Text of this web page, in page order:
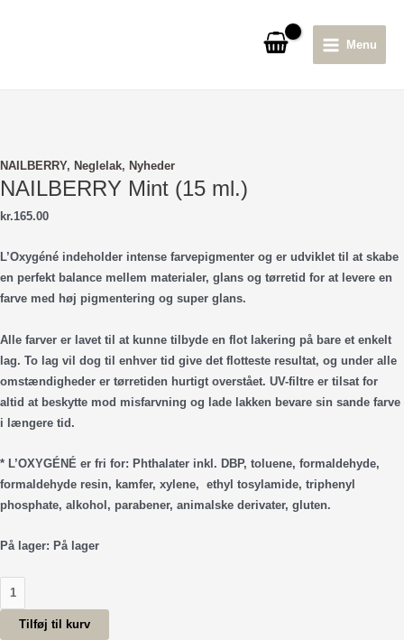
Menu
NAILBERRY, Neglelak, Nyheder
NAILBERRY Mint (15 ml.)
kr.165.00
L’Oxygéné indeholder intense farvepigmenter og er udviklet til at skabe
en perfekt balance mellem materialer, glans og tørretid for at levere en
farve med høj pigmentering og super glans.
Alle farver er lavet til at kunne tilbyde en flot lakering på bare et enkelt
lag. To lag vil dog til enhver tid give det flotteste resultat, og under alle
omstændigheder er tørretiden hurtigt overstået. UV-filtre er tilsat for
altid at beskytte mod misfarvning og lade lakken bevare sin sande farve
i længere tid.
* L’OXYGÉNÉ er fri for: Phthalater inkl. DBP, toluene, formaldehyde,
formaldehyde resin, kamfer, xylene, ethyl tosylamide, triphenyl
phosphate, alkohol, parabener, animalske derivater, gluten.
På lager: På lager
NAILBERRY
Mint
Tilføj til kurv